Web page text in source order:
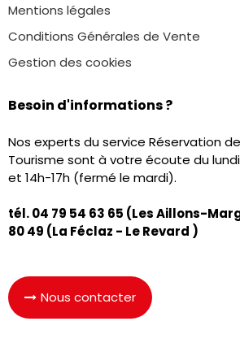
Mentions légales
Conditions Générales de Vente
Gestion des cookies
Besoin d'informations ?
Nos experts du service Réservation
Tourisme sont à votre écoute du
et 14h-17h (fermé le mardi).
tél. 04 79 54 63 65 (Les Aillons-
80 49 (La Féclaz - Le Revard )
Nous contacter